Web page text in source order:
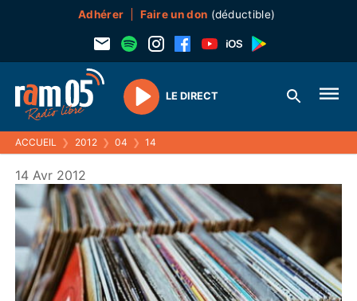
Adhérer Faire un don (déductible)
Play
LE DIRECT
ACCUEIL ❯ 2012 ❯ 04 ❯ 14
14 Avr 2012